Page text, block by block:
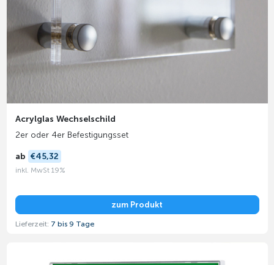
Acrylglas Wechselschild
2er oder 4er Befestigungsset
ab €45,32
inkl. MwSt 19%
zum Produkt
Lieferzeit: 7 bis 9 Tage